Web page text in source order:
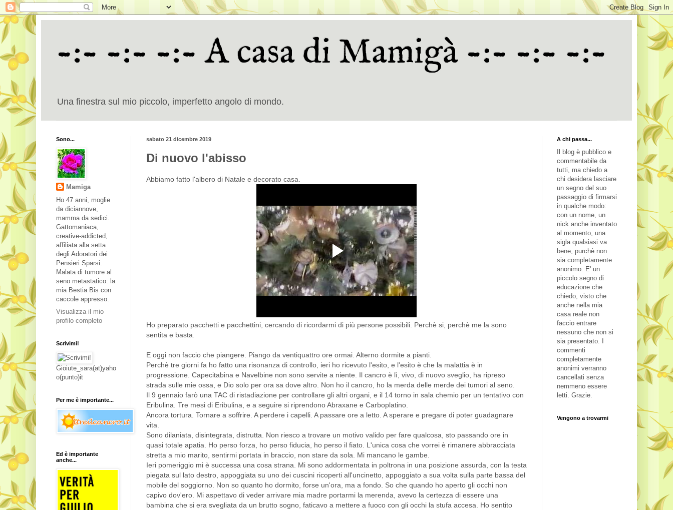
-:- -:- -:- A casa di Mamigà -:- -:- -:-
Una finestra sul mio piccolo, imperfetto angolo di mondo.
sabato 21 dicembre 2019
Di nuovo l'abisso
Abbiamo fatto l'albero di Natale e decorato casa.
Ho preparato pacchetti e pacchettini, cercando di ricordarmi di più persone possibili. Perchè si, perchè me la sono
sentita e basta.
E oggi non faccio che piangere. Piango da ventiquattro ore ormai. Alterno dormite a pianti.
Perchè tre giorni fa ho fatto una risonanza di controllo, ieri ho ricevuto l'esito, e l'esito è che la malattia è in
progressione. Capecitabina e Navelbine non sono servite a niente. Il cancro è lì, vivo, di nuovo sveglio, ha ripreso
strada sulle mie ossa, e Dio solo per ora sa dove altro. Non ho il cancro, ho la merda delle merde dei tumori al seno.
Il 9 gennaio farò una TAC di ristadiazione per controllare gli altri organi, e il 14 torno in sala chemio per un tentativo con
Eribulina. Tre mesi di Eribulina, e a seguire si riprendono Abraxane e Carboplatino.
Ancora tortura. Tornare a soffrire. A perdere i capelli. A passare ore a letto. A sperare e pregare di poter guadagnare
vita.
Sono dilaniata, disintegrata, distrutta. Non riesco a trovare un motivo valido per fare qualcosa, sto passando ore in
quasi totale apatia. Ho perso forza, ho perso fiducia, ho perso il fiato. L'unica cosa che vorrei è rimanere abbracciata
stretta a mio marito, sentirmi portata in braccio, non stare da sola. Mi mancano le gambe.
Ieri pomeriggio mi è successa una cosa strana. Mi sono addormentata in poltrona in una posizione assurda, con la testa
piegata sul lato destro, appoggiata su uno dei cuscini ricoperti all'uncinetto, appoggiato a sua volta sulla parte bassa del
mobile del soggiorno. Non so quanto ho dormito, forse un'ora, ma a fondo. So che quando ho aperto gli occhi non
capivo dov'ero. Mi aspettavo di veder arrivare mia madre portarmi la merenda, avevo la certezza di essere una
bambina che si era svegliata da un brutto sogno, faticavo a mettere a fuoco con gli occhi la stufa accesa. Ho sentito
Sono...
Mamiga
Ho 47 anni, moglie
da diciannove,
mamma da sedici.
Gattomaniaca,
creative-addicted,
affiliata alla setta
degli Adoratori dei
Pensieri Sparsi.
Malata di tumore al
seno metastatico: la
mia Bestia Bis con
caccole appresso.
Visualizza il mio
profilo completo
Scrivimi!
Gioiute_sara(at)yaho
o(punto)it
Per me è importante...
Ed è importante
anche...
A chi passa...
Il blog è pubblico e
commentabile da
tutti, ma chiedo a
chi desidera lasciare
un segno del suo
passaggio di firmarsi
in qualche modo:
con un nome, un
nick anche inventato
al momento, una
sigla qualsiasi va
bene, purchè non
sia completamente
anonimo. E' un
piccolo segno di
educazione che
chiedo, visto che
anche nella mia
casa reale non
faccio entrare
nessuno che non si
sia presentato. I
commenti
completamente
anonimi verranno
cancellati senza
nemmeno essere
letti. Grazie.
Vengono a trovarmi